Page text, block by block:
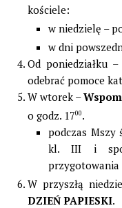
kościele:
w niedzielę –
w dni
Od poniedziałku
odebrać pomoce
W wtorek –
o godz. 1700.
podczas Mszy
kl. III i
przygotowania
W przyszłą
DZIEŃ PAPIESKI.